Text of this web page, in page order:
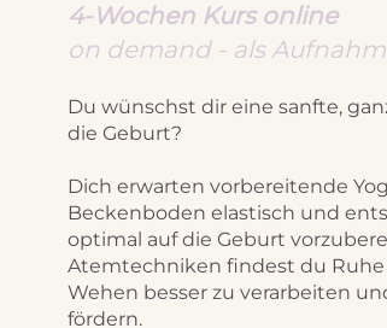
4-Wochen Kurs online
on demand - als
Du wünschst dir eine sanfte,
die Geburt?
Dich erwarten vorbereitende
Beckenboden elastisch und
optimal auf die Geburt
Atemtechniken findest du Ruhe
Wehen besser zu verarbeiten
fördern.